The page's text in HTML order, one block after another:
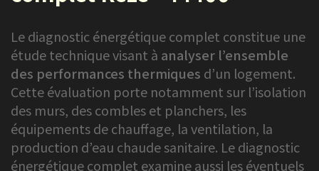
Le diagnostic énergétique complet constitue une
étude technique visant à analyser l’ensemble
des performances thermiques d’un logement.
Cette évaluation porte notamment sur l’isolation
des murs, des combles et planchers, les
équipements de chauffage, la ventilation, la
production d’eau chaude sanitaire. Le diagnostic
énergétique complet examine aussi les éventuels